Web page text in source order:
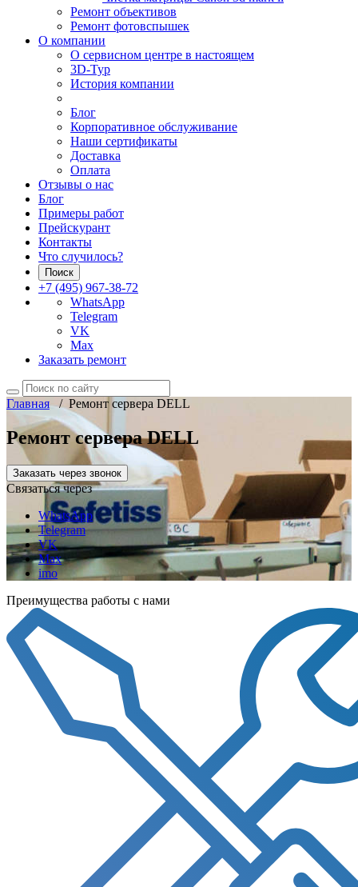
Ремонт объективов
Ремонт фотовспышек
О компании
О сервисном центре в настоящем
3D-Тур
История компании
Блог
Корпоративное обслуживание
Наши сертификаты
Доставка
Оплата
Отзывы о нас
Блог
Примеры работ
Прейскурант
Контакты
Что случилось?
Поиск
+7 (495) 967-38-72
WhatsApp
Telegram
VK
Max
Заказать ремонт
Главная/ Ремонт сервера DELL
Ремонт сервера DELL
Заказать через звонок
Связаться через
WhatsApp
Telegram
VK
Max
imo
Преимущества работы с нами